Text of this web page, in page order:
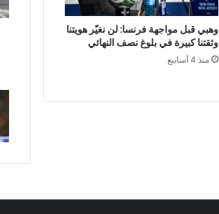
وهبي قبل مواجهة فرنسا: لن نغيّر هويتنا
وثقتنا كبيرة في بلوغ نصف النهائي
منذ 4 أسابيع